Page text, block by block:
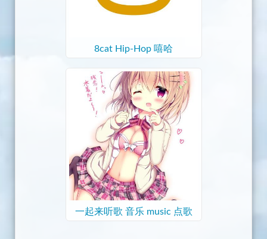
8cat Hip-Hop 嘻哈
一起来听歌 音乐 music 点歌